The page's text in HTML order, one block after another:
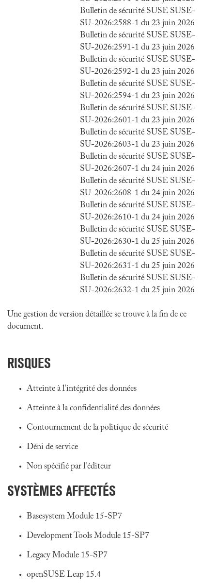
Bulletin de sécurité SUSE SUSE-
SU-2026:2588-1 du 23 juin 2026
Bulletin de sécurité SUSE SUSE-
SU-2026:2591-1 du 23 juin 2026
Bulletin de sécurité SUSE SUSE-
SU-2026:2592-1 du 23 juin 2026
Bulletin de sécurité SUSE SUSE-
SU-2026:2594-1 du 23 juin 2026
Bulletin de sécurité SUSE SUSE-
SU-2026:2601-1 du 23 juin 2026
Bulletin de sécurité SUSE SUSE-
SU-2026:2603-1 du 23 juin 2026
Bulletin de sécurité SUSE SUSE-
SU-2026:2607-1 du 24 juin 2026
Bulletin de sécurité SUSE SUSE-
SU-2026:2608-1 du 24 juin 2026
Bulletin de sécurité SUSE SUSE-
SU-2026:2610-1 du 24 juin 2026
Bulletin de sécurité SUSE SUSE-
SU-2026:2630-1 du 25 juin 2026
Bulletin de sécurité SUSE SUSE-
SU-2026:2631-1 du 25 juin 2026
Bulletin de sécurité SUSE SUSE-
SU-2026:2632-1 du 25 juin 2026
Une gestion de version détaillée se trouve à la fin de ce
document.
RISQUES
Atteinte à l'intégrité des données
Atteinte à la confidentialité des données
Contournement de la politique de sécurité
Déni de service
Non spécifié par l'éditeur
SYSTÈMES AFFECTÉS
Basesystem Module 15-SP7
Development Tools Module 15-SP7
Legacy Module 15-SP7
openSUSE Leap 15.4